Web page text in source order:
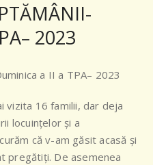
2023
a II a TPA– 2023
vizita 16 familii, dar deja
locuințelor și a
că v-am găsit acasă și
pregătiți. De asemenea